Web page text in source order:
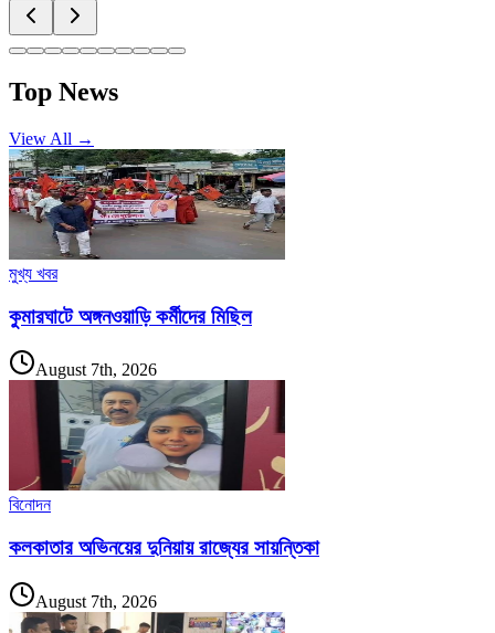
Top News
View All →
মুখ্য খবর
কুমারঘাটে অঙ্গনওয়াড়ি কর্মীদের মিছিল
August 7th, 2026
বিনোদন
কলকাতার অভিনয়ের দুনিয়ায় রাজ্যের সায়ন্তিকা
August 7th, 2026